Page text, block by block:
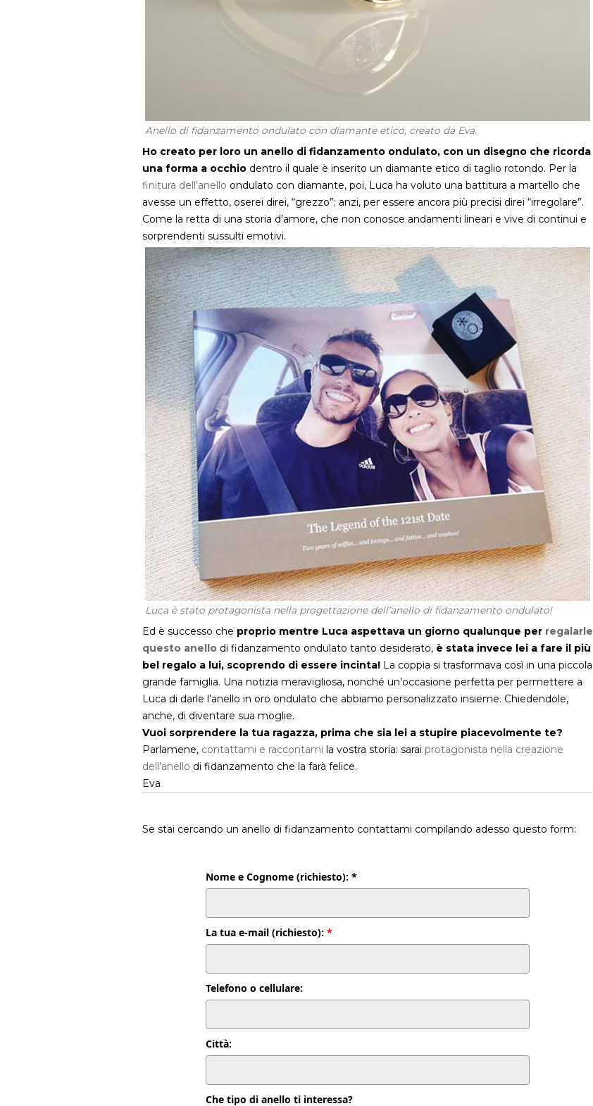
Anello di fidanzamento ondulato con diamante etico, creato da Eva.
Ho creato per loro un anello di fidanzamento ondulato, con un disegno che ricorda
una forma a occhio dentro il quale è inserito un diamante etico di taglio rotondo. Per la
finitura dell’anello ondulato con diamante, poi, Luca ha voluto una battitura a martello che
avesse un effetto, oserei direi, “grezzo”; anzi, per essere ancora più precisi direi “irregolare”.
Come la retta di una storia d’amore, che non conosce andamenti lineari e vive di continui e
sorprendenti sussulti emotivi.
Luca è stato protagonista nella progettazione dell’anello di fidanzamento ondulato!
Ed è successo che proprio mentre Luca aspettava un giorno qualunque per regalarle
questo anello di fidanzamento ondulato tanto desiderato, è stata invece lei a fare il più
bel regalo a lui, scoprendo di essere incinta! La coppia si trasformava così in una piccola
grande famiglia. Una notizia meravigliosa, nonché un’occasione perfetta per permettere a
Luca di darle l’anello in oro ondulato che abbiamo personalizzato insieme. Chiedendole,
anche, di diventare sua moglie.
Vuoi sorprendere la tua ragazza, prima che sia lei a stupire piacevolmente te?
Parlamene, contattami e raccontami la vostra storia: sarai protagonista nella creazione
dell’anello di fidanzamento che la farà felice.
Eva
Se stai cercando un anello di fidanzamento contattami compilando adesso questo form:
Nome e Cognome (richiesto): *
La tua e-mail (richiesto): *
Telefono o cellulare:
Città:
Che tipo di anello ti interessa?